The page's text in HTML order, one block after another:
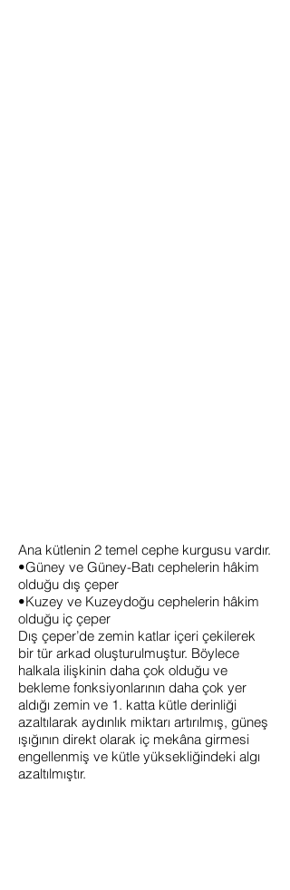
Ana kütlenin 2 temel cephe kurgusu vardır.
•Güney ve Güney-Batı cephelerin hâkim
olduğu dış çeper
•Kuzey ve Kuzeydoğu cephelerin hâkim
olduğu iç çeper
Dış çeper’de zemin katlar içeri çekilerek
bir tür arkad oluşturulmuştur. Böylece
halkala ilişkinin daha çok olduğu ve
bekleme fonksiyonlarının daha çok yer
aldığı zemin ve 1. katta kütle derinliği
azaltılarak aydınlık miktarı artırılmış, güneş
ışığının direkt olarak iç mekâna girmesi
engellenmiş ve kütle yüksekliğindeki algı
azaltılmıştır.